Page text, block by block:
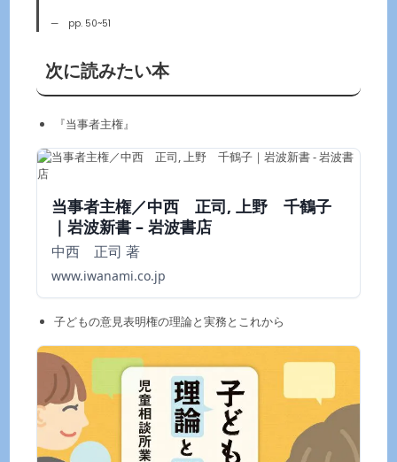
pp. 50~51
次に読みたい本
『当事者主権』
当事者主権／中西 正司, 上野 千鶴子
｜岩波新書 – 岩波書店
中西 正司 著
www.iwanami.co.jp
子どもの意見表明権の理論と実務とこれから